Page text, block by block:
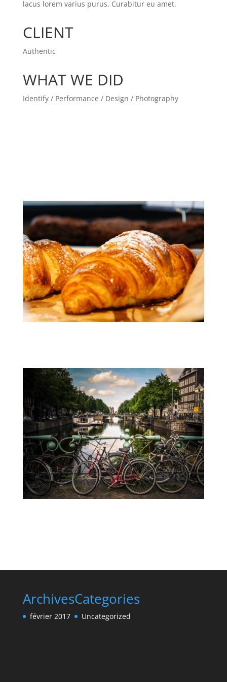
lacus lorem varius purus. Curabitur eu amet.
CLIENT
Authentic
WHAT WE DID
Identify / Performance / Design / Photography
Archives
février 2017
Categories
Uncategorized